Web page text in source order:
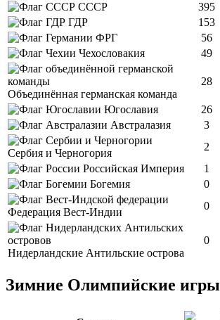
СССР
395
ГДР
153
ФРГ
56
Чехословакия
49
Объединённая германская команда
28
Югославия 26
Австралазия
3
Сербия и Черногория
2
Российская Империя
1
Богемия
0
Федерация Вест-Индии
0
Нидерландские Антильские острова
0
Зимние Олимпийские игры